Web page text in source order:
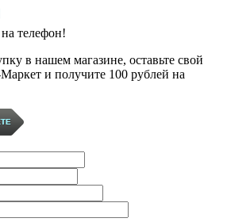
телефон!
в нашем магазине, оставьте свой
и получите 100 рублей на